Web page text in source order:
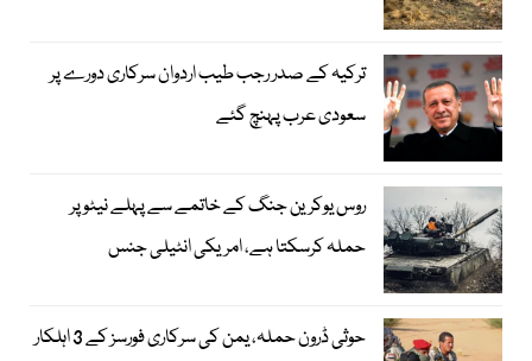
ترکیہ کے صدر رجب طیب اردوان سرکاری دورے پر
سعودی عرب پہنچ گئے
روس یوکرین جنگ کے خاتمے سے پہلے نیٹو پر
حملہ کرسکتا ہے، امریکی انٹیلی جنس
حوثی ڈرون حملہ، یمن کی سرکاری فورسز کے 3 اہلکار